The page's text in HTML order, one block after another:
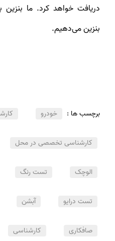
دریافت خواهد کرد. ما
بنزین می‌دهیم.
برچسب ها : خودرو
کارشناسی تخصصی در محل
الوچک تست رنگ
تست درایو آبشن
صافکاری کارشناسی